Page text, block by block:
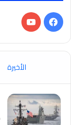
فيسبوك‫YouTube
الأخيرة